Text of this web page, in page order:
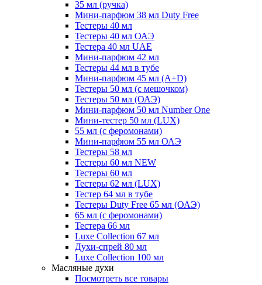
35 мл (ручка)
Мини-парфюм 38 мл Duty Free
Тестеры 40 мл
Тестеры 40 мл ОАЭ
Тестера 40 мл UAE
Мини-парфюм 42 мл
Тестеры 44 мл в тубе
Мини-парфюм 45 мл (A+D)
Тестеры 50 мл (с мешочком)
Тестеры 50 мл (ОАЭ)
Мини-парфюм 50 мл Number One
Мини-тестер 50 мл (LUX)
55 мл (с феромонами)
Мини-парфюм 55 мл ОАЭ
Тестеры 58 мл
Тестеры 60 мл NEW
Тестеры 60 мл
Тестеры 62 мл (LUX)
Тестер 64 мл в тубе
Тестеры Duty Free 65 мл (ОАЭ)
65 мл (с феромонами)
Тестера 66 мл
Luxe Collection 67 мл
Духи-спрей 80 мл
Luxe Collection 100 мл
Масляные духи
Посмотреть все товары